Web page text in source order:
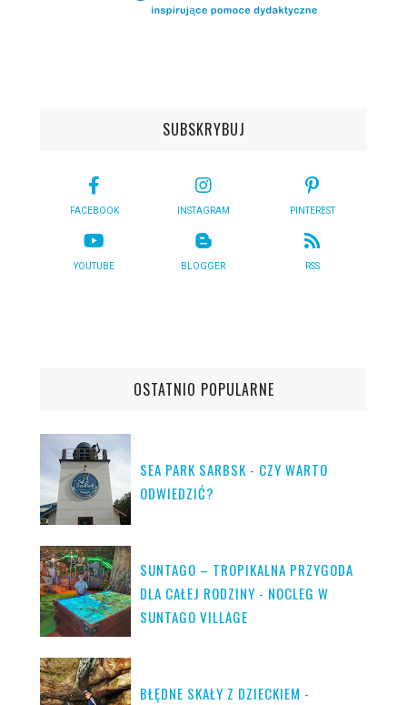
SUBSKRYBUJ
FACEBOOK INSTAGRAM PINTEREST
YOUTUBE BLOGGER RSS
OSTATNIO POPULARNE
SEA PARK SARBSK - CZY WARTO
ODWIEDZIĆ?
SUNTAGO – TROPIKALNA PRZYGODA
DLA CAŁEJ RODZINY - NOCLEG W
SUNTAGO VILLAGE
BŁĘDNE SKAŁY Z DZIECKIEM -